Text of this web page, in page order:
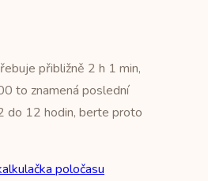
přibližně 2 h 1 min,
to znamená poslední
do 12 hodin, berte proto
poločasu